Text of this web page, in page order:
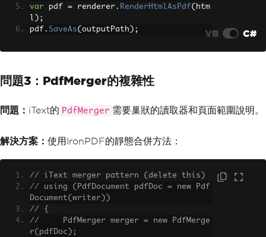
var pdf = renderer . RenderHtmlAsPdf( htm
l );
pdf . SaveAs( outputPath ); VB C#
問題3：PdfMerger的複雜性
問題： iText的 PdfMerger 需要巢狀的讀取器和頁面範圍說明。
解決方案： 使用IronPDF的靜態合併方法：
// iText merger pattern (delete this)
// using (PdfDocument pdfDoc = new Pdf
Document(writer))
// {
//     PdfMerger merger = new PdfMerge
r(pdfDoc);